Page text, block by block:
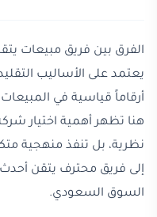
الفرق بين فريق مبيعات
يعتمد على الأساليب
أرقاماً قياسية في
هنا تظهر أهمية اختيار
نظرية، بل تنفذ منهجية
إلى فريق محترف يتقن أحدث
السوق السعودي.